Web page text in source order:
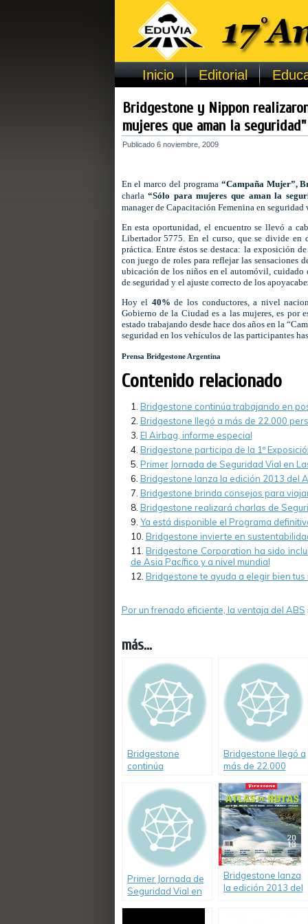
Inicio Editorial
Bridgestone y Nippon
mujeres que aman la seguridad"
Publicado 6 noviembre, 2009
En el marco del programa “Campaña Mujer”,
charla“Sólo para mujeres que aman la
manager de Capacitación Femenina en
En esta oportunidad, el encuentro se llevó a
Libertador 5775. En el curso, que se divide en
práctica. Entre éstos se destaca: la exposición
con juego de roles para reflejar las sensaciones
ubicación de los niños en el automóvil, cuidado
de seguridad y el ajuste correcto de los
Hoy el 40% de los conductores, a nivel
Gobierno de la Ciudad es a las mujeres, es por
estado trabajando desde hace dos años en la
seguridad en los vehículos de las participantes
Prensa Bridgestone Argentina
Contenido relacionado
Bridgestone continúa trabajando en
Bridgestone llegó a más de 22.000
El Airbag, informe especial
Bridgestone participa de la 1º
Primer Jornada de Seguridad Vial en
Bridgestone lanza la edición 2013 del
Bridgestone brinda consejos para
Bridgestone realizará charlas de
Ya está disponible el Programa
Bridgestone invierte en
Bridgestone Corporation ha sido
de Asia Pacífico y a nivel mundial
Bridgestone te ayuda a elegir bien tus
Por un frenado eficiente, la ventaja del ABS
más...
Bridgestone
continúa
de la Seguridad
Vial
Bridgestone llegó a
más de 22.000
charlas de
Seguridad Vial en
2012
Primer Jornada de
Seguridad Vial en
Bridgestone lanza
la edición 2013 del